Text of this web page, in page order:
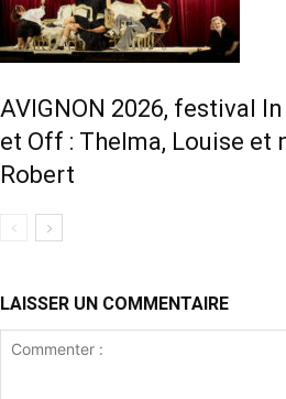
AVIGNON 2026, festival In
et Off : Thelma, Louise et
Robert
LAISSER UN COMMENTAIRE